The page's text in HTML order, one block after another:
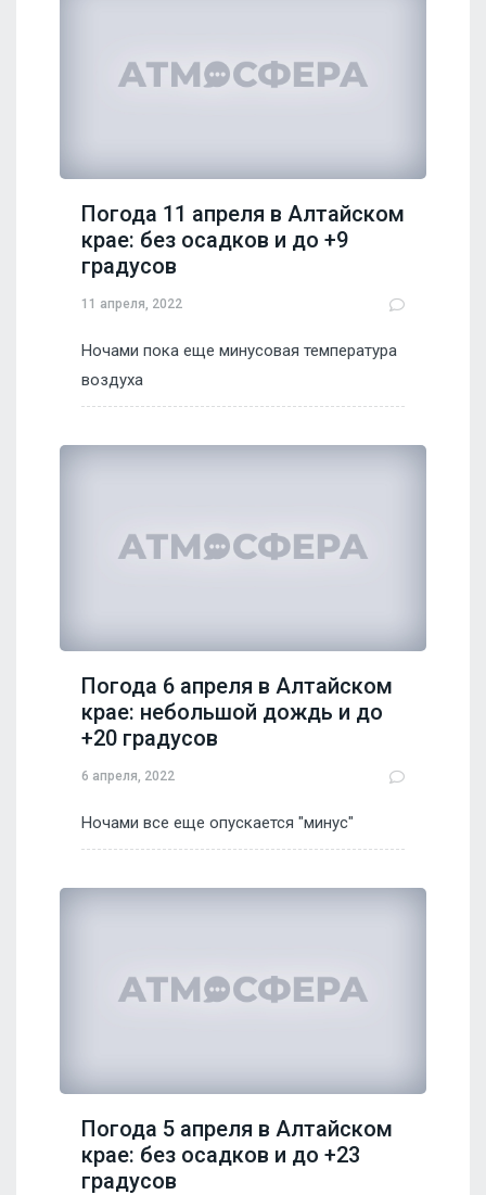
Погода 11 апреля в Алтайском
крае: без осадков и до +9
градусов
11 апреля, 2022
Ночами пока еще минусовая температура
воздуха
Погода 6 апреля в Алтайском
крае: небольшой дождь и до
+20 градусов
6 апреля, 2022
Ночами все еще опускается "минус"
Погода 5 апреля в Алтайском
крае: без осадков и до +23
градусов